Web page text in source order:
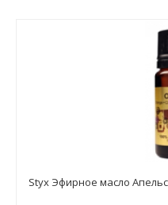
Styx Эфирное масло